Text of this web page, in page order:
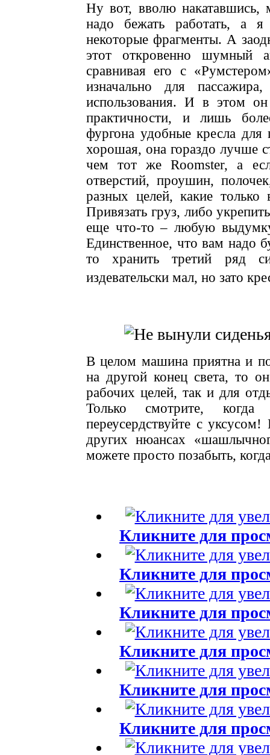
Ну вот, вволю
надо бежать работать, а
некоторые фрагменты. А
этот откровенно шумный
сравнивая его с
изначально для
использования. И в этом
практичности, и лишь
фургона удобные кресла
хорошая, она гораздо лучше
чем тот же Roomster, а
отверстий, проушин,
разных целей, какие только
Привязать груз, либо
еще что-то – любую
Единственное, что вам надо
то хранить третий ряд
издевательски мал, но зато
В целом машина приятна и
на другой конец света, то
рабочих целей, так и для
Только смотрите,
переусердствуйте с
других нюансах
можете просто позабыть,
Кликните для
Кликните для
Кликните для
Кликните для
Кликните для
Кликните для